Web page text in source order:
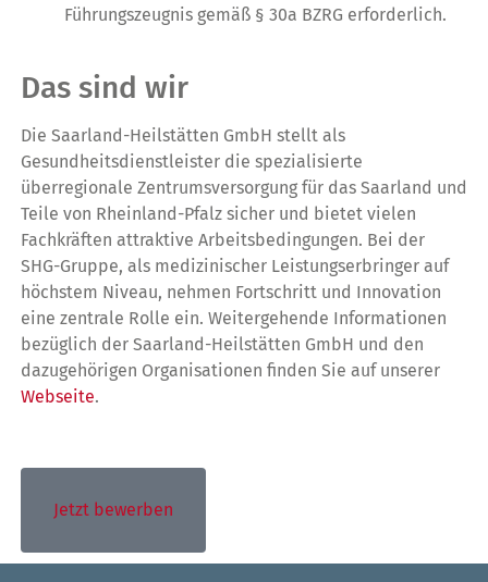
Führungszeugnis gemäß § 30a BZRG erforderlich.
Das sind wir
Die Saarland-Heilstätten GmbH stellt als
Gesundheitsdienstleister die spezialisierte
überregionale Zentrumsversorgung für das Saarland und
Teile von Rheinland-Pfalz sicher und bietet vielen
Fachkräften attraktive Arbeitsbedingungen. Bei der
SHG-Gruppe, als medizinischer Leistungserbringer auf
höchstem Niveau, nehmen Fortschritt und Innovation
eine zentrale Rolle ein. Weitergehende Informationen
bezüglich der Saarland-Heilstätten GmbH und den
dazugehörigen Organisationen finden Sie auf unserer
Webseite.
Jetzt bewerben